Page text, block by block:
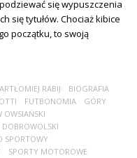
się wypuszczenia
się tytułów. Chociaż kibice
początku, to swoją
RABIJ
BIOGRAFIA
FUTBONOMIA
GÓRY
OWSIAŃSKI
DOBROWOLSKI
SPORTOWY
SPORTY MOTOROWE